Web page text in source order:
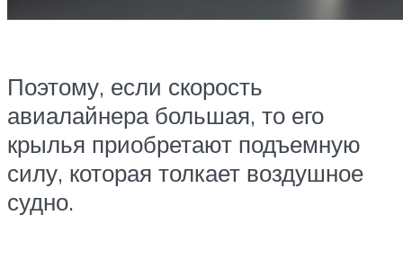
Поэтому, если скорость
авиалайнера большая, то его
крылья приобретают подъемную
силу, которая толкает воздушное
судно.